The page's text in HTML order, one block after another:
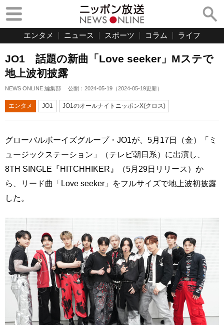
エンタメ ニュース スポーツ コラム ライフ
JO1 話題の新曲「Love seeker」Mステで
地上波初披露
NEWS ONLINE 編集部 公開： 2024-05-19 （2024-05-19更新）
エンタメ JO1 JO1のオールナイトニッポンX(クロス)
グローバルボーイズグループ・JO1が、5月17日（金）「ミ
ュージックステーション」（テレビ朝日系）に出演し、
8TH SINGLE『HITCHHIKER』（5月29日リリース）か
ら、リード曲「Love seeker」をフルサイズで地上波初披露
した。